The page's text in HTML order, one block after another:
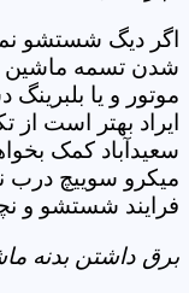
اگر دیگ شستشو
شدن تسمه ماشین
موتور و یا
ایراد بهتر است از
سعیدآباد کمک
میکرو سوییچ درب
فرایند شستشو و
برق داشتن بدنه